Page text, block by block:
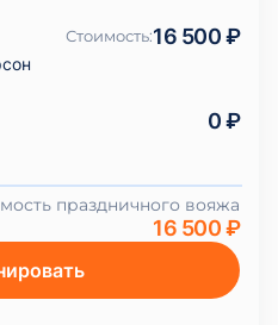
Стоимость:16 500 ₽
0 ₽
праздничного вояжа
16 500 ₽